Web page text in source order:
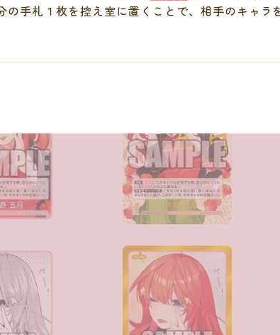
の手札１枚を控え室に置くことで、相手のキャ